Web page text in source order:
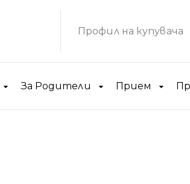
Профил на купувача
За Родители Прием